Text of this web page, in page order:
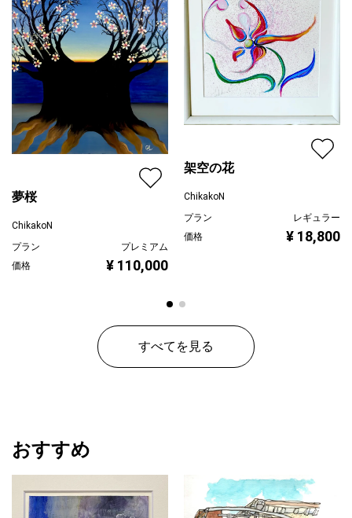
配送目安
二週間以内
夢桜
ChikakoN
プラン
プレミアム
価格
¥ 110,000
架空の花
ChikakoN
プラン
レギュラー
価格
¥ 18,800
すべてを見る
おすすめ